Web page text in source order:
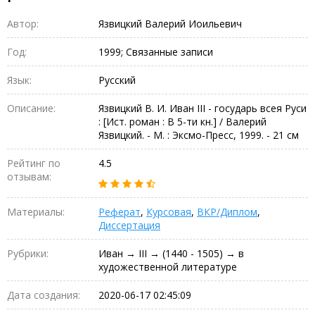
Автор: Язвицкий Валерий Иоильевич
Год: 1999; Связанные записи
Язык: Русский
Описание:
Язвицкий В. И. Иван III - государь всея Руси
: [Ист. роман : В 5-ти кн.] / Валерий
Язвицкий. - М. : Эксмо-Пресс, 1999. - 21 см
Рейтинг по
отзывам:
4.5
Материалы: Реферат, Курсовая, ВКР/Диплом,
Диссертация
Рубрики:
Иван → III → (1440 - 1505) → в
художественной литературе
Дата создания: 2020-06-17 02:45:09